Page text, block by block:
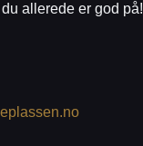
allerede er god på!